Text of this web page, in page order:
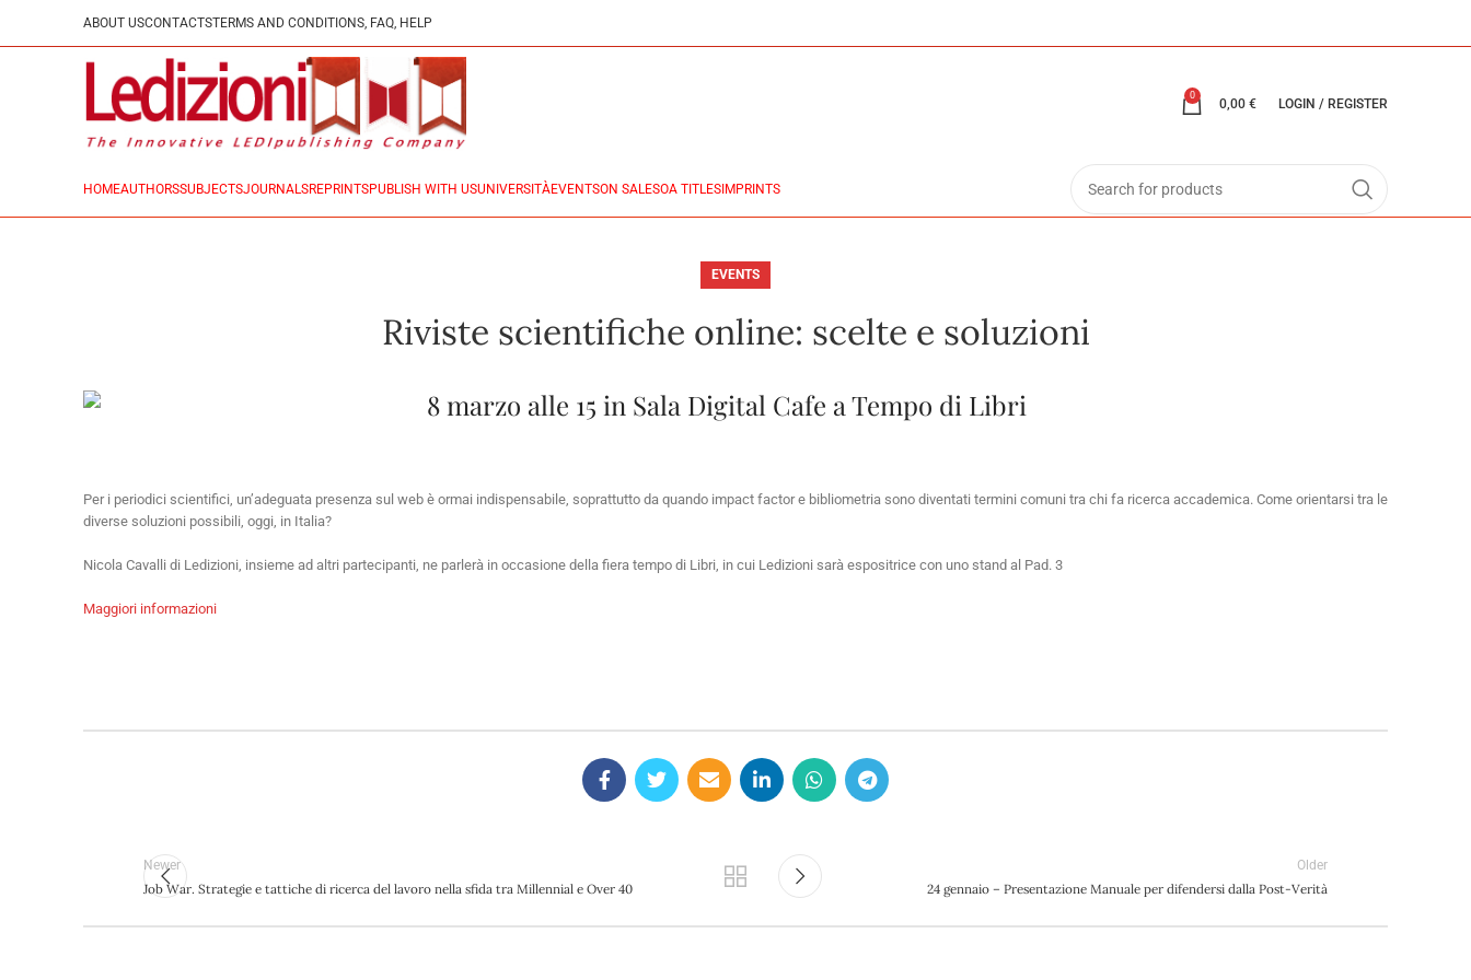
ABOUT USCONTACTSTERMS AND CONDITIONS, FAQ, HELP
0
0,00 € LOGIN / REGISTER
HOMEAUTHORSSUBJECTSJOURNALSREPRINTSPUBLISH WITH USUNIVERSITÀEVENTSON SALESOA TITLES IMPRINTS
EVENTS
Riviste scientifiche online: scelte e soluzioni
8 marzo alle 15 in Sala Digital Cafe a Tempo di Libri
Per i periodici scientifici, un’adeguata presenza sul web è ormai indispensabile, soprattutto da quando impact factor e bibliometria sono diventati termini comuni tra chi fa ricerca accademica. Come orientarsi tra le
diverse soluzioni possibili, oggi, in Italia?
Nicola Cavalli di Ledizioni, insieme ad altri partecipanti, ne parlerà in occasione della fiera tempo di Libri, in cui Ledizioni sarà espositrice con uno stand al Pad. 3
Maggiori informazioni
Newer
Job War. Strategie e tattiche di ricerca del lavoro nella sfida tra Millennial e Over 40
Older
24 gennaio – Presentazione Manuale per difendersi dalla Post-Verità